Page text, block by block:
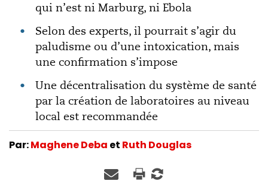
qui n’est ni Marburg, ni Ebola
Selon des experts, il pourrait s’agir du
paludisme ou d’une intoxication, mais
une confirmation s’impose
Une décentralisation du système de santé
par la création de laboratoires au niveau
local est recommandée
Par:Maghene Deba et Ruth Douglas